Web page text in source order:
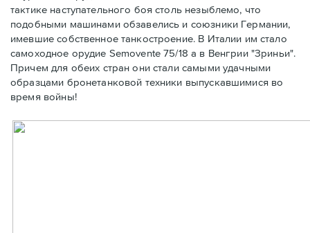
тактике наступательного боя столь незыблемо, что
подобными машинами обзавелись и союзники Германии,
имевшие собственное танкостроение. В Италии им стало
самоходное орудие Semovente 75/18 а в Венгрии "Зриньи".
Причем для обеих стран они стали самыми удачными
образцами бронетанковой техники выпускавшимися во
время войны!